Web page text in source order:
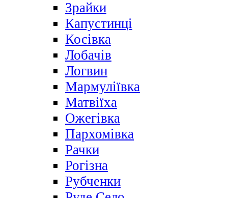
Зрайки
Капустинці
Косівка
Лобачів
Логвин
Мармуліївка
Матвіїха
Ожегівка
Пархомівка
Рачки
Рогізна
Рубченки